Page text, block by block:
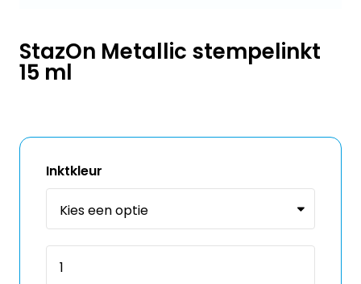
StazOn Metallic stempelinkt
15 ml
Inktkleur